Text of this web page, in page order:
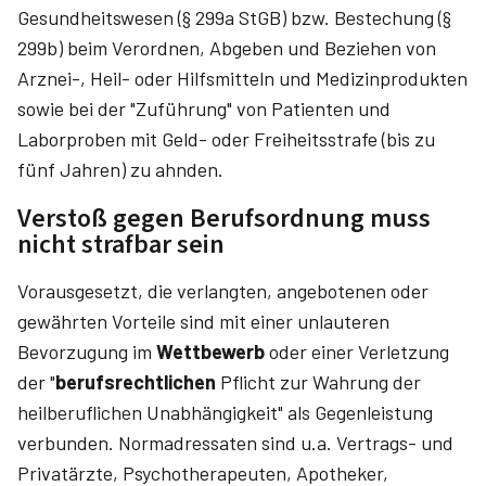
Gesundheitswesen (§ 299a StGB) bzw. Bestechung (§
299b) beim Verordnen, Abgeben und Beziehen von
Arznei-, Heil- oder Hilfsmitteln und Medizinprodukten
sowie bei der "Zuführung" von Patienten und
Laborproben mit Geld- oder Freiheitsstrafe (bis zu
fünf Jahren) zu ahnden.
Verstoß gegen Berufsordnung muss
nicht strafbar sein
Vorausgesetzt, die verlangten, angebotenen oder
gewährten Vorteile sind mit einer unlauteren
Bevorzugung im Wettbewerboder einer Verletzung
der "berufsrechtlichen Pflicht zur Wahrung der
heilberuflichen Unabhängigkeit" als Gegenleistung
verbunden. Normadressaten sind u.a. Vertrags- und
Privatärzte, Psychotherapeuten, Apotheker,